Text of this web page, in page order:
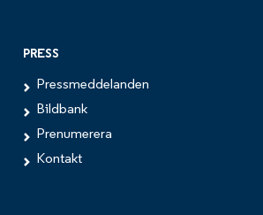
PRESS
Pressmeddelanden
Bildbank
Prenumerera
Kontakt